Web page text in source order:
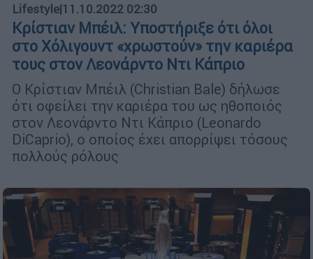
Lifestyle|11.10.2022 02:30
Κρίστιαν Μπέιλ: Yποστήριξε ότι όλοι
στο Χόλιγουντ «χρωστούν» την καριέρα
τους στον Λεονάρντο Ντι Κάπριο
Ο Κρίστιαν Μπέιλ (Christian Bale) δήλωσε
ότι οφείλει την καριέρα του ως ηθοποιός
στον Λεονάρντο Ντι Κάπριο (Leonardo
DiCaprio), ο οποίος έχει απορρίψει τόσους
πολλούς ρόλους